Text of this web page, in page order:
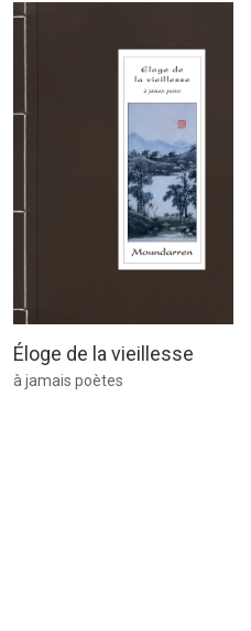
Éloge de la vieillesse
à jamais poètes